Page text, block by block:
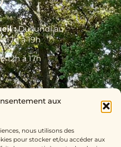
aux
nous utilisons des
pour stocker et/ou accéder aux
:Du lundi au
17h à 19h
12h à 17h